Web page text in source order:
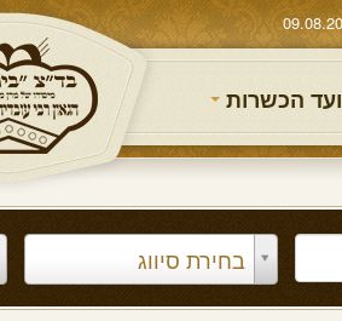
ועד הכשרות
בחירת סיווג